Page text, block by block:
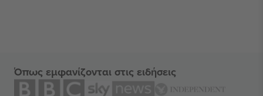
Όπως εμφανίζονται στις ειδήσεις